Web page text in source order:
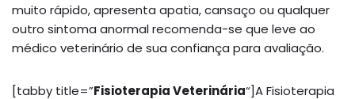
muito rápido, apresenta apatia, cansaço ou qualquer
outro sintoma anormal recomenda-se que leve ao
médico veterinário de sua confiança para avaliação.
[tabby title=”Fisioterapia Veterinária“]A Fisioterapia